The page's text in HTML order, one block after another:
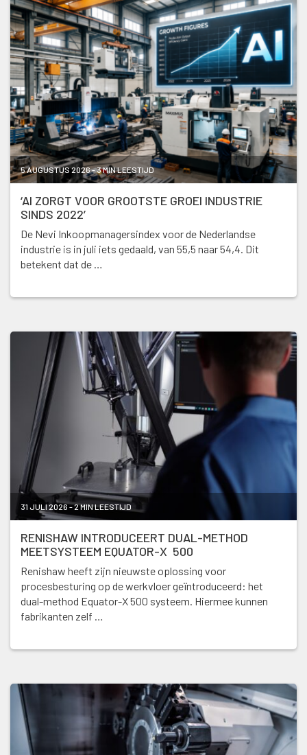
5 AUGUSTUS 2026 - 3 MIN LEESTIJD
‘AI ZORGT VOOR GROOTSTE GROEI INDUSTRIE
SINDS 2022’
De Nevi Inkoopmanagersindex voor de Nederlandse
industrie is in juli iets gedaald, van 55,5 naar 54,4. Dit
betekent dat de …
31 JULI 2026 - 2 MIN LEESTIJD
RENISHAW INTRODUCEERT DUAL-METHOD
MEETSYSTEEM EQUATOR-X 500
Renishaw heeft zijn nieuwste oplossing voor
procesbesturing op de werkvloer geïntroduceerd: het
dual-method Equator-X 500 systeem. Hiermee kunnen
fabrikanten zelf …